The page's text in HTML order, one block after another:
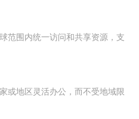
范围内统一访问和共享资源，支
或地区灵活办公，而不受地域限